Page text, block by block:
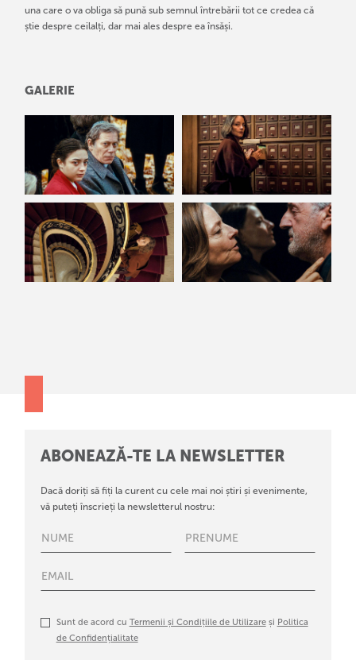
una care o va obliga să pună sub semnul întrebării tot ce credea că
știe despre ceilalți, dar mai ales despre ea însăși.
GALERIE
ABONEAZĂ-TE LA NEWSLETTER
Dacă doriți să fiți la curent cu cele mai noi știri și evenimente,
vă puteți înscrieți la newsletterul nostru:
Sunt de acord cu Termenii și Condițiile de Utilizareși Politica
de Confidențialitate